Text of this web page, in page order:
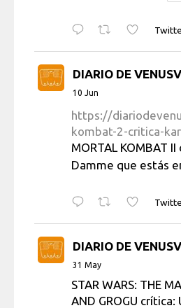
DIARIO DE
10 Jun
https://
kombat-2-critica-
MORTAL KOMBAT
Damme que estás
DIARIO DE
31 May
STAR WARS: THE
AND GROGU crítica: